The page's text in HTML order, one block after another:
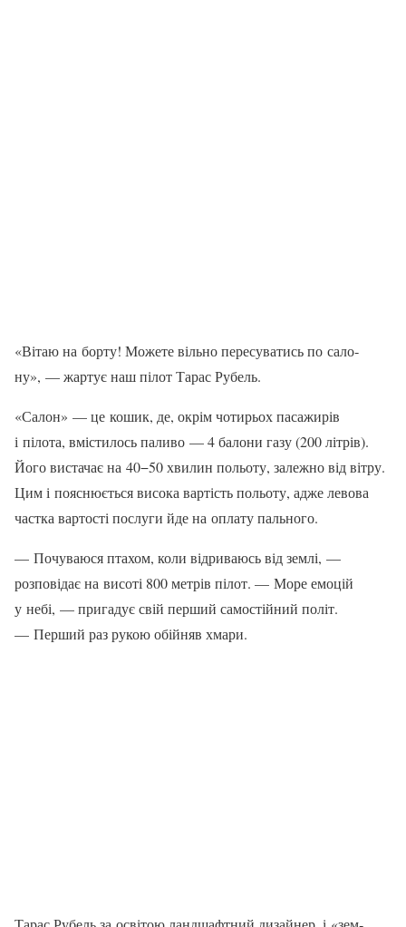
«Вітаю на борту! Можете вільно пересуватись по сало­
ну», — жартує наш пілот Тарас Рубель.
«Салон» — це кошик, де, окрім чотирьох пасажирів
і пілота, вмістилось паливо — 4 балони газу (200 літрів).
Його вистачає на 40−50 хвилин польоту, залеж­но від вітру.
Цим і пояснюється висока вартість польоту, адже левова
частка вартості послуги йде на оплату пального.
— Почуваюся птахом, коли відриваюсь від землі, —
розпові­дає на висоті 800 метрів пілот. — Море емоцій
у небі, — пригадує свій перший самостійний по­літ.
— Перший раз рукою обійняв хмари.